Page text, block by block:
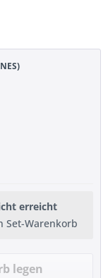
erreicht
Set-Warenkorb